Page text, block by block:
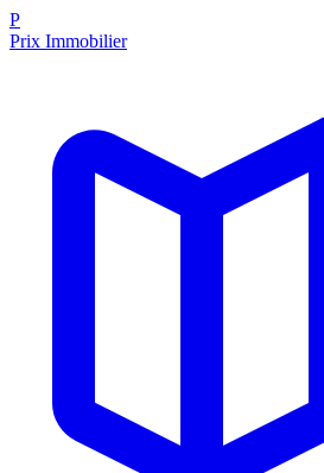
P
Prix Immobilier